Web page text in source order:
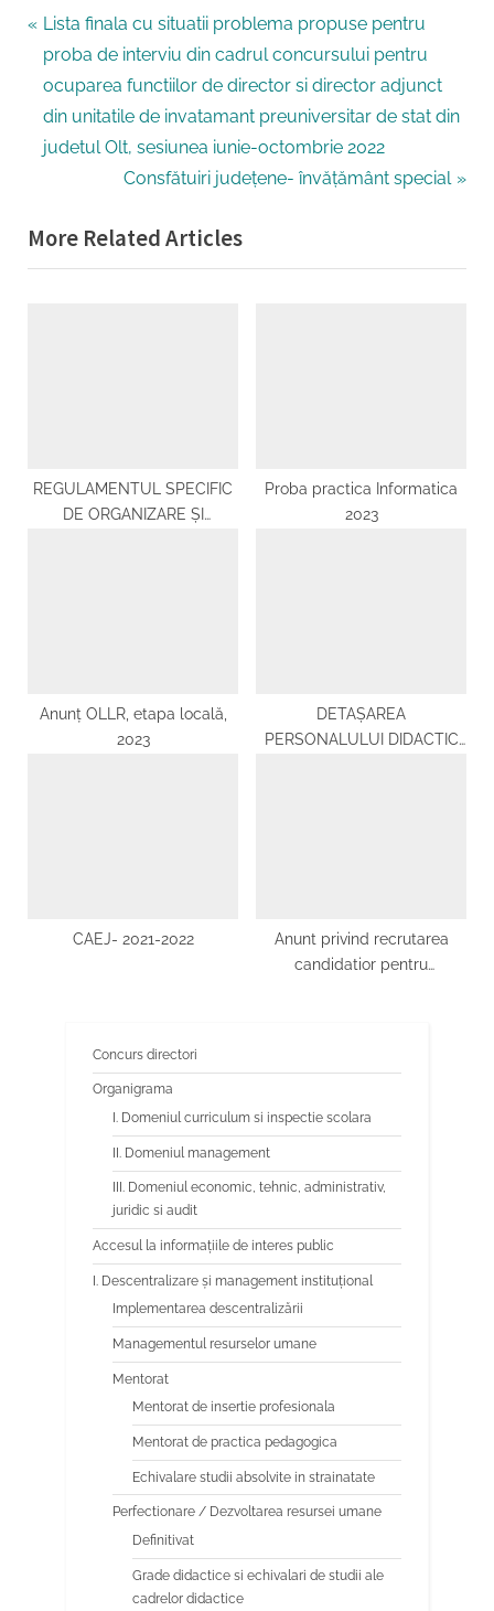
Navigare
în
articole
P
r
e
v
i
s
P
Lista finala cu situatii problema propuse pentru
proba de interviu din cadrul concursului pentru
ocuparea functiilor de director si director adjunct
din unitatile de invatamant preuniversitar de stat din
judetul Olt, sesiunea iunie-octombrie 2022
N
x
t
Consfătuiri județene- învățământ special
More Related Articles
REGULAMENTUL SPECIFIC
DE ORGANIZARE ȘI
Proba practica Informatica
2023
Anunț OLLR, etapa locală,
2023
DETAȘAREA
PERSONALULUI DIDACTIC
CAEJ- 2021-2022
Anunt privind recrutarea
candidatior pentru
Inspectoratului General
pentru Situatii de Urgenta –
sesiunea 2023
Concurs directori
Organigrama
I. Domeniul curriculum si inspectie scolara
II. Domeniul management
III. Domeniul economic, tehnic, administrativ,
juridic si audit
Accesul la informațiile de interes public
I. Descentralizare și management instituțional
Implementarea descentralizării
Managementul resurselor umane
Mentorat
Mentorat de insertie profesionala
Mentorat de practica pedagogica
Echivalare studii absolvite in strainatate
Perfectionare / Dezvoltarea resursei umane
Definitivat
Grade didactice si echivalari de studii ale
cadrelor didactice